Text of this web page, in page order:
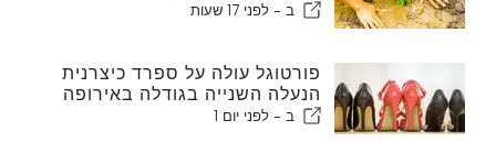
ב - לפני 17 שעות
פורטוגל עולה על ספרד כיצרנית
הנעלה השנייה בגודלה באירופה
ב - לפני יום 1